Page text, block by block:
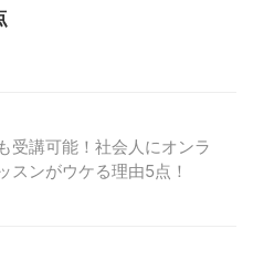
受講可能！社会人にオンラ
スンがウケる理由5点！